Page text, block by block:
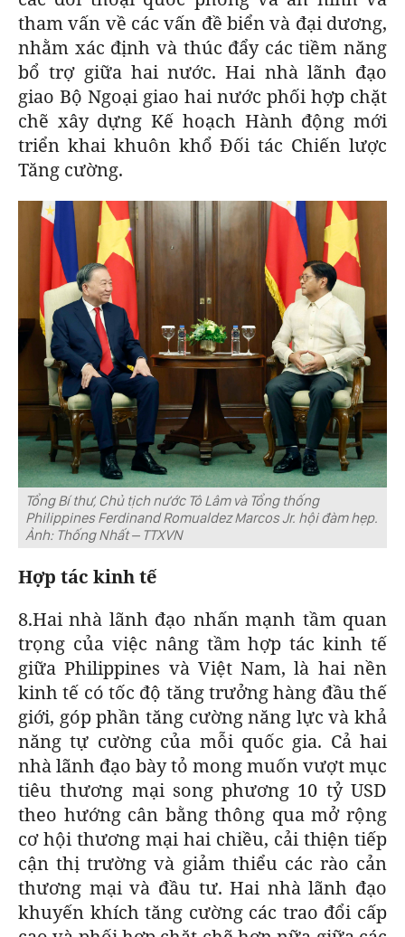
tham vấn về các vấn đề biển và đại dương,
nhằm xác định và thúc đẩy các tiềm năng
bổ trợ giữa hai nước. Hai nhà lãnh đạo
giao Bộ Ngoại giao hai nước phối hợp chặt
chẽ xây dựng Kế hoạch Hành động mới
triển khai khuôn khổ Đối tác Chiến lược
Tăng cường.
Tổng Bí thư, Chủ tịch nước Tô Lâm và Tổng thống
Philippines Ferdinand Romualdez Marcos Jr. hội đàm hẹp.
Ảnh: Thống Nhất – TTXVN
Hợp tác kinh tế
8.Hai nhà lãnh đạo nhấn mạnh tầm quan
trọng của việc nâng tầm hợp tác kinh tế
giữa Philippines và Việt Nam, là hai nền
kinh tế có tốc độ tăng trưởng hàng đầu thế
giới, góp phần tăng cường năng lực và khả
năng tự cường của mỗi quốc gia. Cả hai
nhà lãnh đạo bày tỏ mong muốn vượt mục
tiêu thương mại song phương 10 tỷ USD
theo hướng cân bằng thông qua mở rộng
cơ hội thương mại hai chiều, cải thiện tiếp
cận thị trường và giảm thiểu các rào cản
thương mại và đầu tư. Hai nhà lãnh đạo
khuyến khích tăng cường các trao đổi cấp